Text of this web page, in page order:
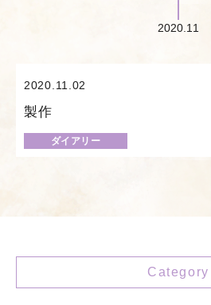
2020.11
2020.11.02
製作
ダイアリー
Category